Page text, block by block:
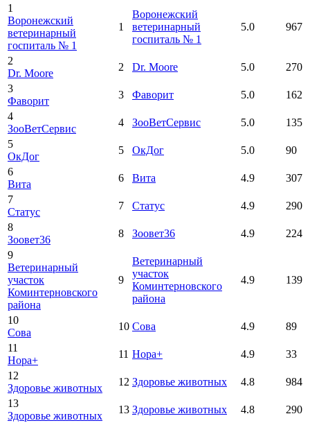
1
Воронежский
ветеринарный
госпиталь № 1
1
Воронежский
ветеринарный
госпиталь № 1
5.0 967
2
Dr. Moore
2 Dr. Moore 5.0
270
3
Фаворит
3 Фаворит 5.0
162
4
ЗооВетСервис
4 ЗооВетСервис 5.0
135
5
ОкДог
5 ОкДог 5.0
90
6
Вита
6 Вита 4.9
307
7
Статус
7 Статус 4.9
290
8
Зоовет36
8 Зоовет36 4.9
224
9
Ветеринарный
участок
Коминтерновского
района
9
Ветеринарный
участок
Коминтерновского
района
4.9 139
10
Сова
10 Сова 4.9
89
11
Нора+
11 Нора+ 4.9
33
12
Здоровье животных
12 Здоровье животных 4.8
984
13
Здоровье животных
13 Здоровье животных 4.8
290